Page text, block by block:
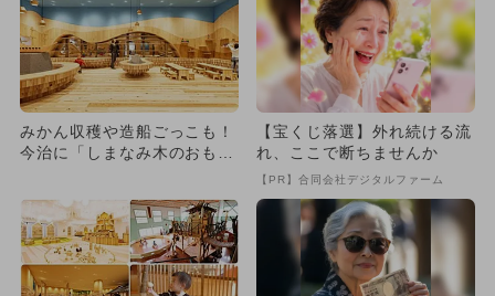
みかん収穫や造船ごっこも！
今治に「しまなみ木のおもち
【宝くじ落選】外れ続ける流
れ、ここで断ちませんか
【PR】合同会社デジタルファーム